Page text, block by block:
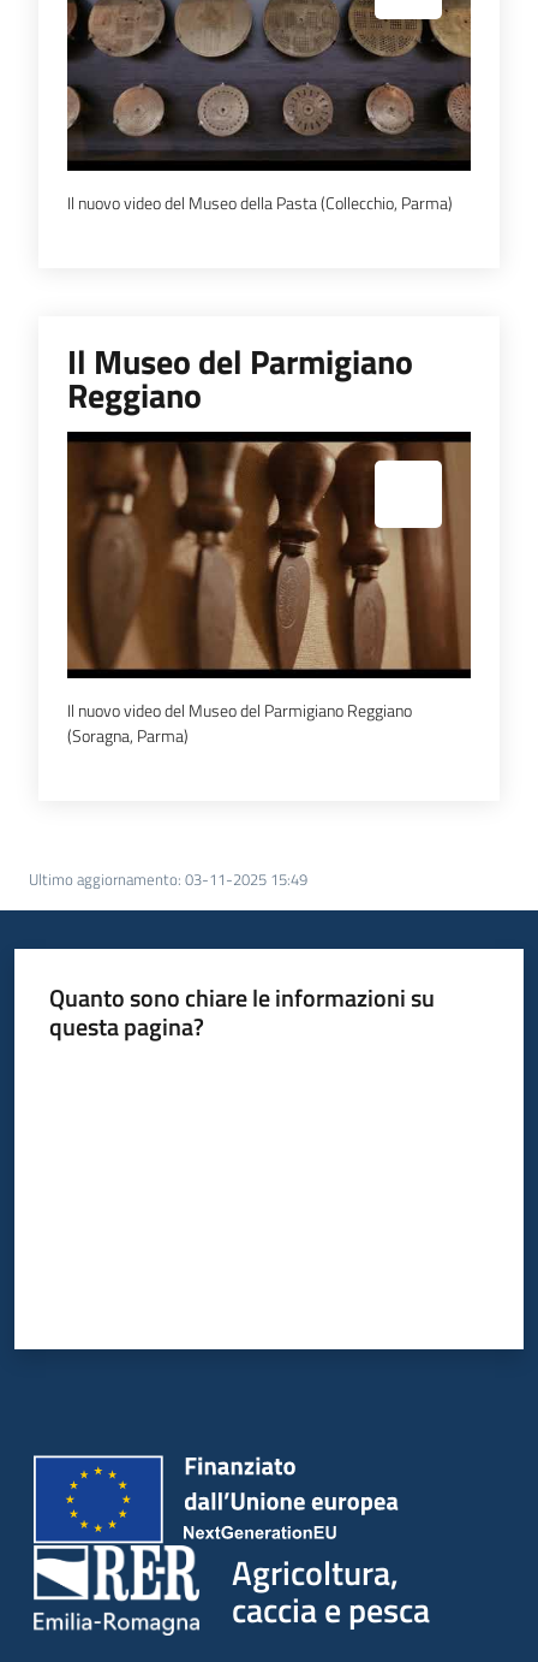
Il nuovo video del Museo della Pasta (Collecchio, Parma)
Il Museo del Parmigiano
Reggiano
Espandi popup
Il nuovo video del Museo del Parmigiano Reggiano
(Soragna, Parma)
Ultimo aggiornamento: 03-11-2025 15:49
Quanto sono chiare le informazioni su
questa pagina?
Agricoltura,
caccia e pesca